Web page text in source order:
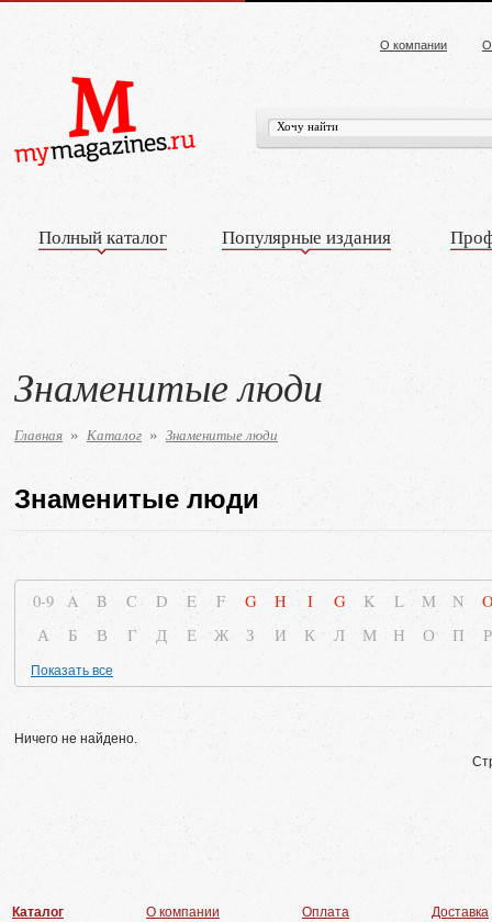
О компании
Полный каталог Популярные издания
Знаменитые люди
Главная » Каталог » Знаменитые люди
Знаменитые люди
0-9 A B C D E F G H I G K L M N
А
Б В Г Д Е Ж З И К Л М Н О П Р
Показать все
Ничего не найдено.
Каталог О компании Оплата Доставка